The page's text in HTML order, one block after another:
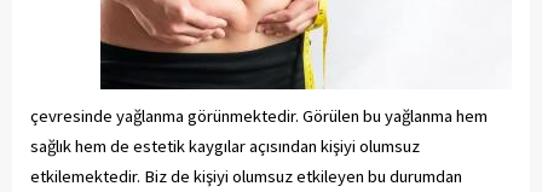
çevresinde yağlanma görünmektedir. Görülen bu yağlanma hem
sağlık hem de estetik kaygılar açısından kişiyi olumsuz
etkilemektedir. Biz de kişiyi olumsuz etkileyen bu durumdan